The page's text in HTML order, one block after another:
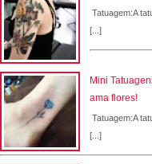
Tatuagem:A
[...]
Mini
ama flores!
Tatuagem:A
[...]